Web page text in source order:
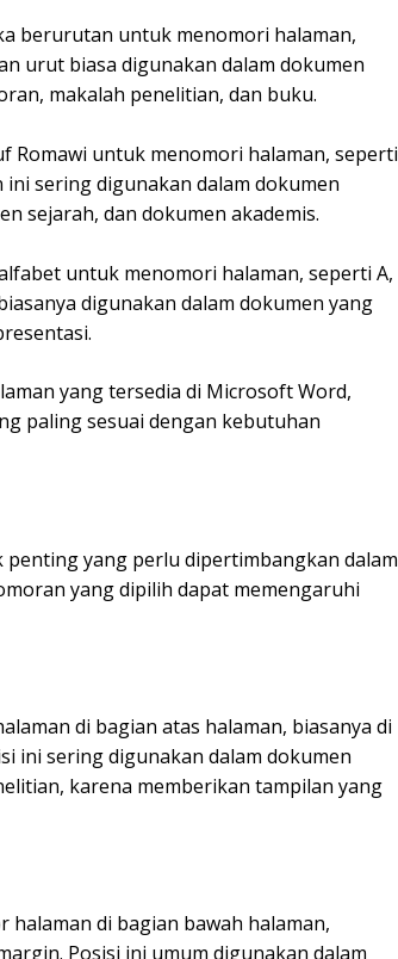
berurutan untuk menomori halaman,
urut biasa digunakan dalam dokumen
makalah penelitian, dan buku.
Romawi untuk menomori halaman, seperti
ini sering digunakan dalam dokumen
sejarah, dan dokumen akademis.
untuk menomori halaman, seperti A,
digunakan dalam dokumen yang
yang tersedia di Microsoft Word,
paling sesuai dengan kebutuhan
yang perlu dipertimbangkan dalam
yang dipilih dapat memengaruhi
di bagian atas halaman, biasanya di
ini sering digunakan dalam dokumen
karena memberikan tampilan yang
di bagian bawah halaman,
Posisi ini umum digunakan dalam